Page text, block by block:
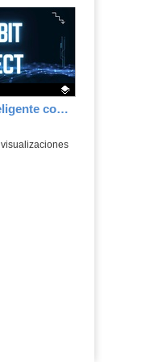
Proyecto grifo inteligente con Microbit
visualizaciones